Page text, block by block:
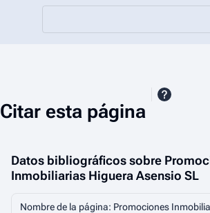
Citar esta página
Datos bibliográficos sobre
Inmobiliarias Higuera Asensio SL
Nombre de la página: Promociones